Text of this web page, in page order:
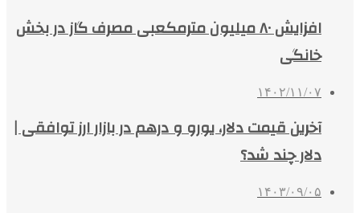
افزایش ۸۰ میلیون مترمکعبی مصرف گاز در بخش
خانگی
۱۴۰۲/۱۱/۰۷
آخرین قیمت دلار، یورو و درهم در بازار ارز توافقی |
دلار چند شد؟
۱۴۰۳/۰۹/۰۵